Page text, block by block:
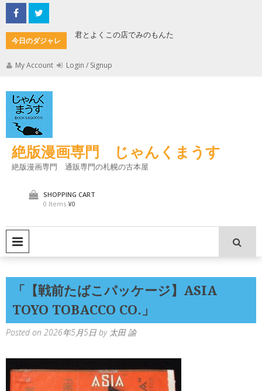
Skip
to
content
今日のダジャレ
君とよくこの店でみのもんた
My Account Login / Signup
絶版漫画専門 じゃんくまうす
絶版漫画専門 通販専門の札幌の古本屋
SHOPPING CART
0 Items ¥0
「【戦前たばこパッケージ】ASIA
TOYO TOBACCO CO.」
Posted on 2026年5月5日 by 太田 諭